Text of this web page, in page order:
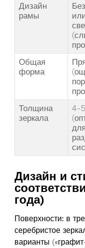
Дизайн
рамы
Общая
форма
Толщина
зеркала
4-
для
Дизайн и
года)
Поверхности: в
серебристое
варианты